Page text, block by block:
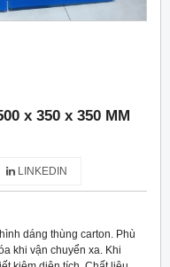
x 350 x 350 MM
LINKEDIN
dáng thùng carton. Phù
khi vận chuyển xa. Khi